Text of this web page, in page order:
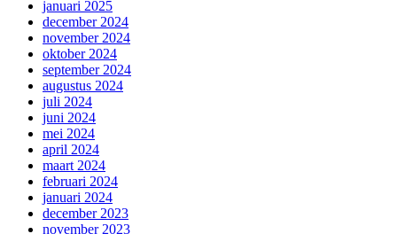
januari 2025
december 2024
november 2024
oktober 2024
september 2024
augustus 2024
juli 2024
juni 2024
mei 2024
april 2024
maart 2024
februari 2024
januari 2024
december 2023
november 2023